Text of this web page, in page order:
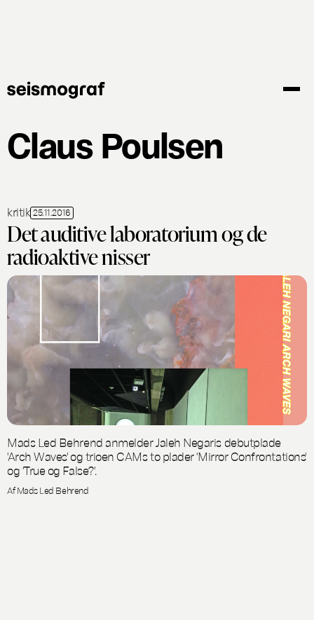
Claus Poulsen
kritik 25.11.2016
Det auditive laboratorium og de
radioaktive nisser
Mads Led Behrend anmelder Jaleh Negaris debutplade
'Arch Waves' og trioen CAMs to plader 'Mirror Confrontations'
og 'True og False?'.
Af Mads Led Behrend